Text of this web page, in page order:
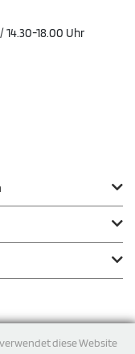
diese Website
14.30-18.00 Uhr